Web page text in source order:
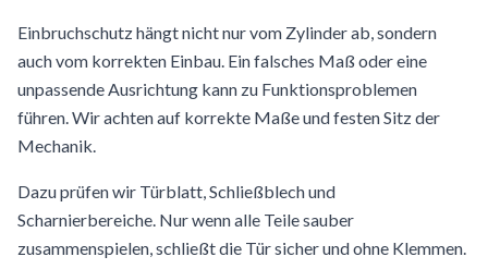
Einbruchschutz hängt nicht nur vom Zylinder ab, sondern
auch vom korrekten Einbau. Ein falsches Maß oder eine
unpassende Ausrichtung kann zu Funktionsproblemen
führen. Wir achten auf korrekte Maße und festen Sitz der
Mechanik.
Dazu prüfen wir Türblatt, Schließblech und
Scharnierbereiche. Nur wenn alle Teile sauber
zusammenspielen, schließt die Tür sicher und ohne Klemmen.